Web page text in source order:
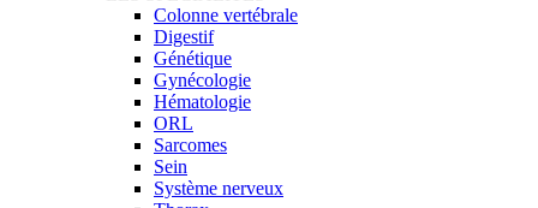
Colonne vertébrale
Digestif
Génétique
Gynécologie
Hématologie
ORL
Sarcomes
Sein
Système nerveux